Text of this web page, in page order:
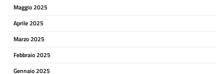
Maggio 2025
Aprile 2025
Marzo 2025
Febbraio 2025
Gennaio 2025